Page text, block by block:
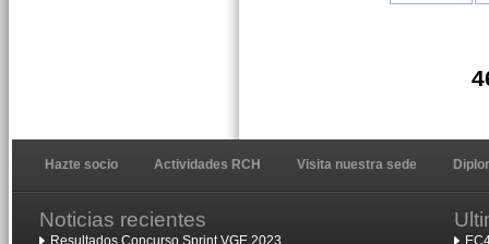
Hazte socio Actividades RCH Visita nuestra sede
Noticias recientes
Resultados Concurso Sprint VGE 2023